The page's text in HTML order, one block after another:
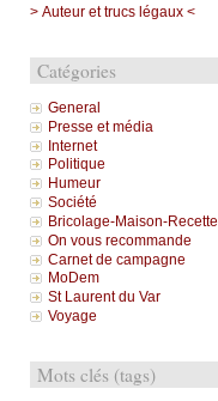
> Auteur et trucs légaux <
Catégories
General
Presse et média
Internet
Politique
Humeur
Société
Bricolage-Maison-Recette
On vous recommande
Carnet de campagne
MoDem
St Laurent du Var
Voyage
Mots clés (tags)